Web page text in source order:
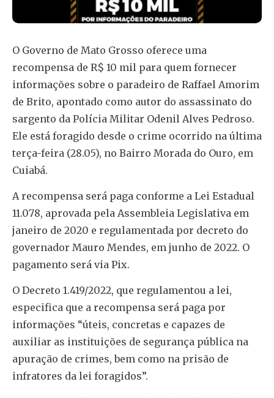
O Governo de Mato Grosso oferece uma
recompensa de R$ 10 mil para quem fornecer
informações sobre o paradeiro de Raffael Amorim
de Brito, apontado como autor do assassinato do
sargento da Polícia Militar Odenil Alves Pedroso.
Ele está foragido desde o crime ocorrido na última
terça-feira (28.05), no Bairro Morada do Ouro, em
Cuiabá.
A recompensa será paga conforme a Lei Estadual
11.078, aprovada pela Assembleia Legislativa em
janeiro de 2020 e regulamentada por decreto do
governador Mauro Mendes, em junho de 2022. O
pagamento será via Pix.
O Decreto 1.419/2022, que regulamentou a lei,
especifica que a recompensa será paga por
informações “úteis, concretas e capazes de
auxiliar as instituições de segurança pública na
apuração de crimes, bem como na prisão de
infratores da lei foragidos”.